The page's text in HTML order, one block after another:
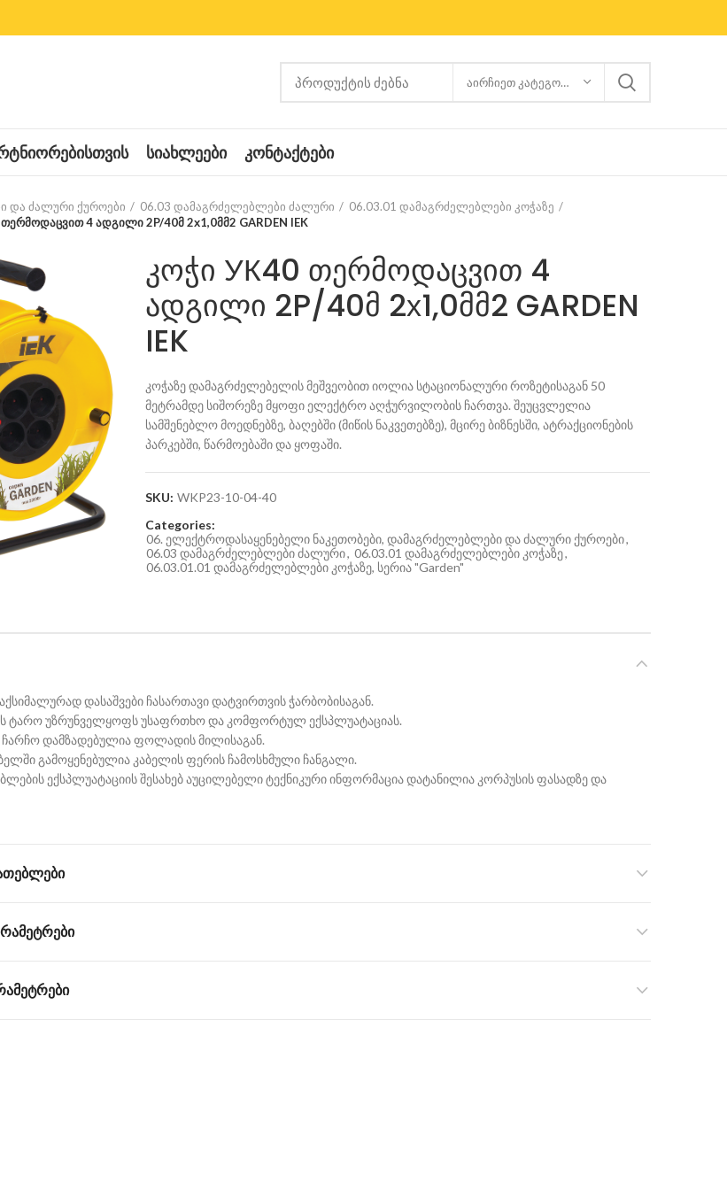
ᲐᲘᲠᲩᲘᲔᲗ ᲙᲐᲢᲔᲒᲝᲠᲘᲐ
ᲡᲘᲐᲮᲚᲔᲔᲑᲘ ᲙᲝᲜᲢᲐᲥᲢᲔᲑᲘ
და ძალური ქუროები 06.03 დამაგრძელებლები ძალური
06.03.01 დამაგრძელებლები კოჭაზე
4 ადგილი 2P/40მ 2х1,0მმ2 GARDEN IEK
კოჭი УК40 თერმოდაცვით 4
ადგილი 2P/40მ 2х1,0მმ2 GARDEN
IEK
კოჭაზე დამაგრძელებელის მეშვეობით იოლია სტაციონალური როზეტისაგან 50
მეტრამდე სიშორეზე მყოფი ელექტრო აღჭურვილობის ჩართვა. შეუცვლელია
სამშენებლო მოედნებზე, ბაღებში (მიწის ნაკვეთებზე), მცირე ბიზნესში, ატრაქციონების
პარკებში, წარმოებაში და ყოფაში.
SKU: WKP23-10-04-40
Categories:
06. ელექტროდასაყენებელი ნაკეთობები, დამაგრძელებლები და ძალური ქუროები,
06.03 დამაგრძელებლები ძალური, 06.03.01 დამაგრძელებლები კოჭაზე,
06.03.01.01 დამაგრძელებლები კოჭაზე, სერია "Garden"
დასაშვები ჩასართავი დატვირთვის ჭარბობისაგან.
ტარო უზრუნველყოფს უსაფრთხო და კომფორტულ ექსპლუატაციას.
ჩარჩო დამზადებულია ფოლადის მილისაგან.
გამოყენებულია კაბელის ფერის ჩამოსხმული ჩანგალი.
ექსპლუატაციის შესახებ აუცილებელი ტექნიკური ინფორმაცია დატანილია კორპუსის ფასადზე და